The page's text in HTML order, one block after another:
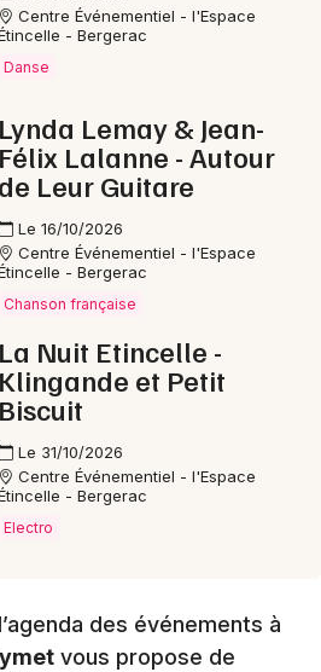
Centre Événementiel - l'Espace
- Bergerac
Danse
Lynda Lemay & Jean-
Félix Lalanne - Autour
de Leur Guitare
Le 16/10/2026
Centre Événementiel - l'Espace
- Bergerac
Chanson française
La Nuit Etincelle -
Klingande et Petit
Biscuit
Le 31/10/2026
Centre Événementiel - l'Espace
- Bergerac
Electro
des événements à
vous propose de